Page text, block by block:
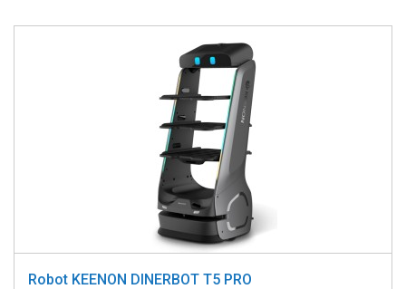
Robot KEENON DINERBOT T5 PRO